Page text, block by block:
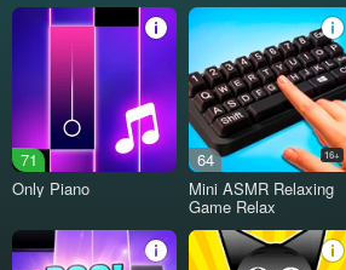
71
Only Piano
64 16+
Mini ASMR Relaxing
Game Relax